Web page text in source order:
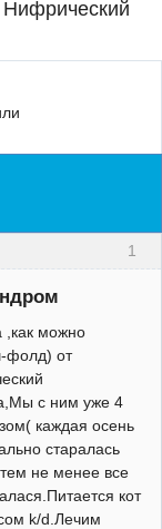
Нифрический
1
,как можно
фолд) от
с ним уже 4
каждая осень
старалась
не менее все
кот
k/d.Лечим